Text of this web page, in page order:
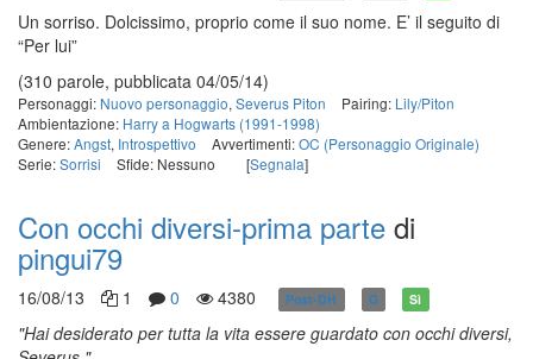
Un sorriso. Dolcissimo, proprio come il suo nome. E’ il seguito di
“Per lui”
(310 parole, pubblicata 04/05/14)
Personaggi: Nuovo personaggio, Severus Piton Pairing: Lily/Piton
Ambientazione: Harry a Hogwarts (1991-1998)
Genere:Angst, Introspettivo Avvertimenti:OC (Personaggio Originale)
Serie:Sorrisi Sfide: Nessuno [Segnala]
Con occhi diversi-prima parte di
pingui79
16/08/13 1 0 4380 Post-DH G Sì
"Hai desiderato per tutta la vita essere guardato con occhi diversi,